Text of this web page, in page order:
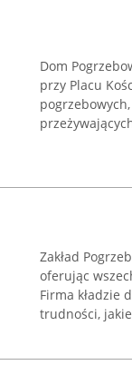
Dom
przy Placu
Zakład
oferując
Firma kładzie
trudności,